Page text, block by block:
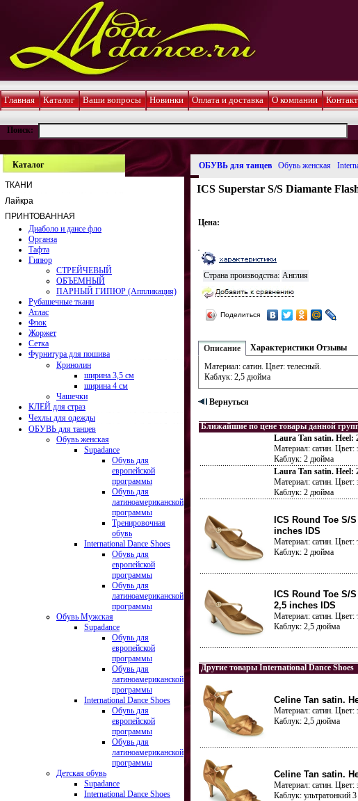
Главная Каталог Ваши вопросы Новинки Оплата и доставка О компании
Поиск:
Каталог
ТКАНИ
Лайкра
ПРИНТОВАННАЯ
Диаболо и дансе фло
Органза
Тафта
Гипюр
СТРЕЙЧЕВЫЙ
ОБЪЕМНЫЙ
ПАРНЫЙ ГИПЮР (Аппликация)
Рубашечные ткани
Атлас
Флок
Жоржет
Сетка
Фурнитура для пошива
Кринолин
ширина 3,5 см
ширина 4 см
Чашечки
КЛЕЙ для страз
Чехлы для одежды
ОБУВЬ для танцев
Обувь женская
Supadance
Обувь для
европейской
программы
Обувь для
латиноамериканской
программы
Тренировочная
обувь
International Dance Shoes
Обувь для
европейской
программы
Обувь для
латиноамериканской
программы
Обувь Мужская
Supadance
Обувь для
европейской
программы
Обувь для
латиноамериканской
программы
International Dance Shoes
Обувь для
европейской
программы
Обувь для
латиноамериканской
программы
Детская обувь
Supadance
International Dance Shoes
ОБУВЬ для танцев Обувь женская
ICS Superstar S/S Diamante
Цена:
Страна производства: Англия
Поделиться
Описание Характеристики Отзывы
Материал: сатин. Цвет: телесный.
Каблук: 2,5 дюйма
Вернуться
Ближайшие по цене товары данной
Laura Tan satin. Heel:
Материал: сатин. Цвет:
Каблук: 2 дюйма
Laura Tan satin. Heel:
Материал: сатин. Цвет:
Каблук: 2 дюйма
ICS Round Toe S/
inches IDS
Материал: сатин. Цвет:
Каблук: 2 дюйма
ICS Round Toe S/
2,5 inches IDS
Материал: сатин. Цвет:
Каблук: 2,5 дюйма
Другие товары International Dance Shoes
Celine Tan satin.
Материал: сатин. Цвет:
Каблук: 2,5 дюйма
Celine Tan satin.
Материал: сатин. Цвет:
Каблук: ультратонкий